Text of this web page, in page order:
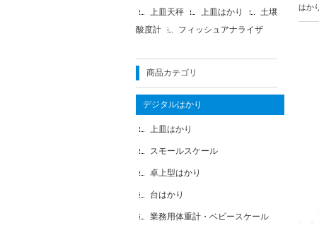
はか
上皿天秤
上皿はかり
土壌
酸度計
フィッシュアナライザ
商品カテゴリ
デジタルはかり
上皿はかり
スモールスケール
卓上型はかり
台はかり
業務用体重計・ベビースケール